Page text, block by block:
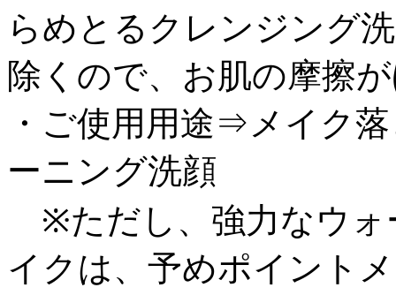
らめとるクレンジング
除くので、お肌の摩擦
・ご使用用途⇒メイク
ーニング洗顔
※ただし、強力なウォ
イクは、予めポイント